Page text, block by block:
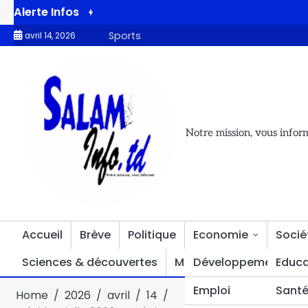
Alerte Infos
au Bénin : Paul Hounkpè reconnaît la victoire du duo
avril 14, 2026 Sports
Notre mission, vous
Accueil Brève Politique
Economie
Développement
Emploi
Santé
Sciences & découvertes
Multimédia Divers
Home 2026 avril
14